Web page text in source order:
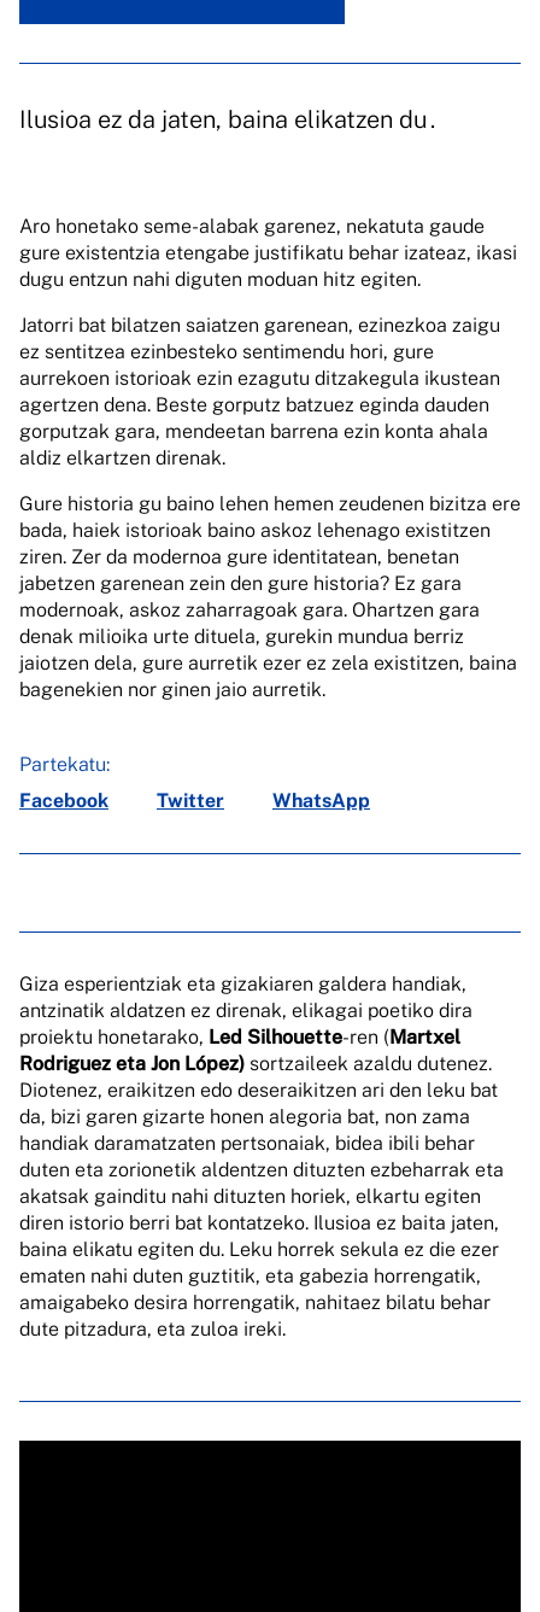
Ilusioa ez da jaten, baina elikatzen du .
Aro honetako seme-alabak garenez, nekatuta gaude
gure existentzia etengabe justifikatu behar izateaz, ikasi
dugu entzun nahi diguten moduan hitz egiten.
Jatorri bat bilatzen saiatzen garenean, ezinezkoa zaigu
ez sentitzea ezinbesteko sentimendu hori, gure
aurrekoen istorioak ezin ezagutu ditzakegula ikustean
agertzen dena. Beste gorputz batzuez eginda dauden
gorputzak gara, mendeetan barrena ezin konta ahala
aldiz elkartzen direnak.
Gure historia gu baino lehen hemen zeudenen bizitza ere
bada, haiek istorioak baino askoz lehenago existitzen
ziren. Zer da modernoa gure identitatean, benetan
jabetzen garenean zein den gure historia? Ez gara
modernoak, askoz zaharragoak gara. Ohartzen gara
denak milioika urte dituela, gurekin mundua berriz
jaiotzen dela, gure aurretik ezer ez zela existitzen, baina
bagenekien nor ginen jaio aurretik.
Partekatu:
Facebook
Twitter WhatsApp
Giza esperientziak eta gizakiaren galdera handiak,
antzinatik aldatzen ez direnak, elikagai poetiko dira
proiektu honetarako, Led Silhouette-ren (Martxel
Rodriguez eta Jon López) sortzaileek azaldu dutenez.
Diotenez, eraikitzen edo deseraikitzen ari den leku bat
da, bizi garen gizarte honen alegoria bat, non zama
handiak daramatzaten pertsonaiak, bidea ibili behar
duten eta zorionetik aldentzen dituzten ezbeharrak eta
akatsak gainditu nahi dituzten horiek, elkartu egiten
diren istorio berri bat kontatzeko. Ilusioa ez baita jaten,
baina elikatu egiten du. Leku horrek sekula ez die ezer
ematen nahi duten guztitik, eta gabezia horrengatik,
amaigabeko desira horrengatik, nahitaez bilatu behar
dute pitzadura, eta zuloa ireki.